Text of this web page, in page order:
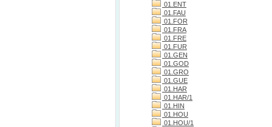
01.ENT
01.FAU
01.FOR
01.FRA
01.FRE
01.FUR
01.GEN
01.GOD
01.GRO
01.GUE
01.HAR
01.HAR/1
01.HIN
01.HOU
01.HOU/1